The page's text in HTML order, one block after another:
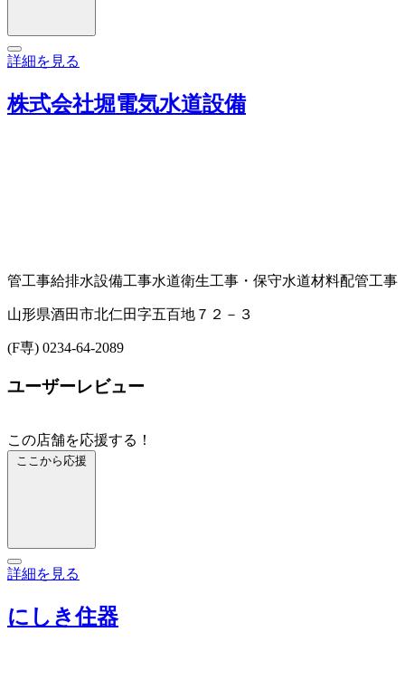
詳細を見る
株式会社堀電気水道設備
管工事給排水設備工事水道衛生工事・保守水道材料配管工事
山形県酒田市北仁田字五百地７２－３
(F専) 0234-64-2089
ユーザーレビュー
この店舗を応援する！
ここから応援
詳細を見る
にしき住器